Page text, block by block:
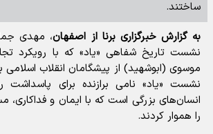
ساختند.
به گزارش خبرگزاری برنا از اصفهان، مهدی
نشست تاریخ شفاهی «یاد» که با رویکرد
موسوی (ابوشهید) از پیشگامان انقلاب اسلامی
نشست «یاد» نامی برازنده برای پاسداشت
انسان‌های بزرگی است که با ایمان و فداکاری،
را هموار کردند.